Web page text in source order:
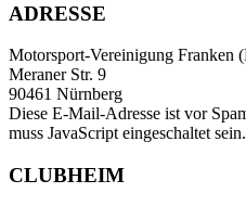
ADRESSE
Motorsport-Vereinigung
Meraner Str. 9
90461 Nürnberg
Diese E-Mail-Adresse ist vor
muss JavaScript eingeschaltet sein.
CLUBHEIM